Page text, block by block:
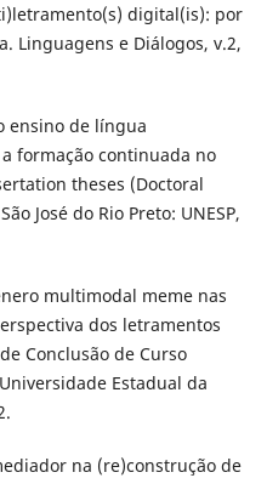
digital(is): por
Linguagens e Diálogos, v.2,
ensino de língua
formação continuada no
theses (Doctoral
José do Rio Preto: UNESP,
multimodal meme nas
dos letramentos
Conclusão de Curso
Estadual da
na (re)construção de